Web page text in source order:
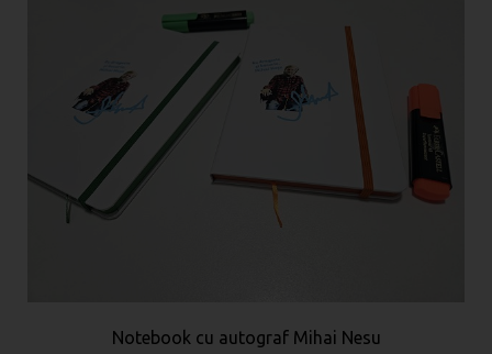
Notebook cu autograf Mihai Nesu